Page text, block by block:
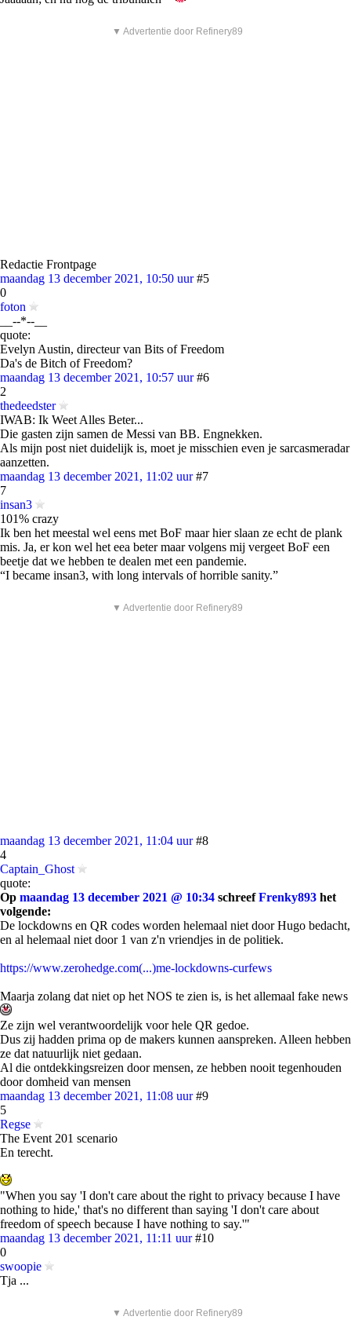
▼ Advertentie door Refinery89
Redactie Frontpage
maandag 13 december 2021, 10:50 uur #5
0
foton
__--*--__
quote:
Evelyn Austin, directeur van Bits of Freedom
Da's de Bitch of Freedom?
maandag 13 december 2021, 10:57 uur #6
2
thedeedster
IWAB: Ik Weet Alles Beter...
Die gasten zijn samen de Messi van BB. Engnekken.
Als mijn post niet duidelijk is, moet je misschien even je sarcasmeradar
aanzetten.
maandag 13 december 2021, 11:02 uur #7
7
insan3
101% crazy
Ik ben het meestal wel eens met BoF maar hier slaan ze echt de plank
mis. Ja, er kon wel het eea beter maar volgens mij vergeet BoF een
beetje dat we hebben te dealen met een pandemie.
“I became insan3, with long intervals of horrible sanity.”
▼ Advertentie door Refinery89
maandag 13 december 2021, 11:04 uur #8
4
Captain_Ghost
quote:
Op maandag 13 december 2021 @ 10:34 schreefFrenky893 het
volgende:
De lockdowns en QR codes worden helemaal niet door Hugo bedacht,
en al helemaal niet door 1 van z'n vriendjes in de politiek.
https://www.zerohedge.com(...)me-lockdowns-curfews
Maarja zolang dat niet op het NOS te zien is, is het allemaal fake news
Ze zijn wel verantwoordelijk voor hele QR gedoe.
Dus zij hadden prima op de makers kunnen aanspreken. Alleen hebben
ze dat natuurlijk niet gedaan.
Al die ontdekkingsreizen door mensen, ze hebben nooit tegenhouden
door domheid van mensen
maandag 13 december 2021, 11:08 uur #9
5
Regse
The Event 201 scenario
En terecht.
"When you say 'I don't care about the right to privacy because I have
nothing to hide,' that's no different than saying 'I don't care about
freedom of speech because I have nothing to say.'"
maandag 13 december 2021, 11:11 uur #10
0
swoopie
Tja ...
▼ Advertentie door Refinery89